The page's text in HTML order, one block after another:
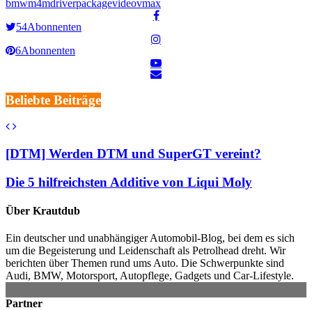
bmwm4mdriverpackagevideovmax
54Abonnenten
6Abonnenten
Beliebte Beiträge
[DTM] Werden DTM und SuperGT vereint?
Die 5 hilfreichsten Additive von Liqui Moly
Über Krautdub
Ein deutscher und unabhängiger Automobil-Blog, bei dem es sich
um die Begeisterung und Leidenschaft als Petrolhead dreht. Wir
berichten über Themen rund ums Auto. Die Schwerpunkte sind
Audi, BMW, Motorsport, Autopflege, Gadgets und Car-Lifestyle.
Partner